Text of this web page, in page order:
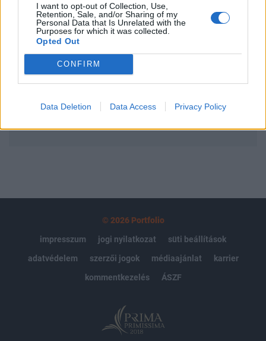
I want to opt-out of Collection, Use,
Retention, Sale, and/or Sharing of my
Personal Data that Is Unrelated with the
Purposes for which it was collected.
Opted Out
CONFIRM
Data Deletion Data Access Privacy Policy
Az előfizetés a következőket tartalmazza:
Portfolio.hu teljes cikkarchívum
Kötéslisták: BÉT elmúlt 2 év napon belüli
kötéslistái
Előfizetés
MÁR ELŐFIZETŐNK VAGY?BEJELENTKEZÉS
© 2026 Portfolio
impresszum
jogi nyilatkozat
süti beállítások
adatvédelem
szerzői jogok médiaajánlat
karrier
kommentkezelés
ÁSZF